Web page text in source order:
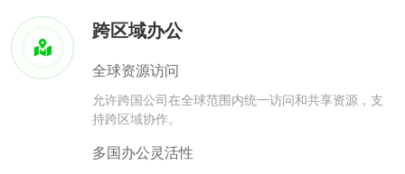
跨区域办公
全球资源访问
允许跨国公司在全球范围内统一访问和共享资源，支
持跨区域协作。
多国办公灵活性